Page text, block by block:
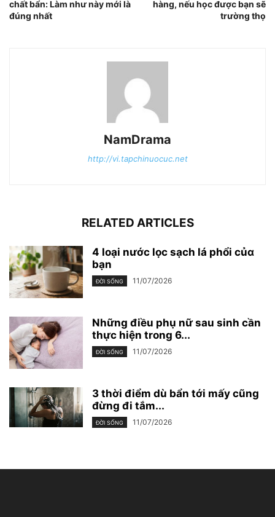
chất bẩn: Làm như này mới là
đúng nhất
hàng, nếu học được bạn sẽ
trường thọ
NamDrama
http://vi.tapchinuocuc.net
RELATED ARTICLES
4 loại nước lọc sạch lá phổi củɑ
bạn
ĐỜI SỐNG 11/07/2026
Những điều phụ nữ sau sinh cần
thực hiện trong 6...
ĐỜI SỐNG 11/07/2026
3 thời điểm dù bẩn tới mấy cũng
đừng đi tắm...
ĐỜI SỐNG 11/07/2026